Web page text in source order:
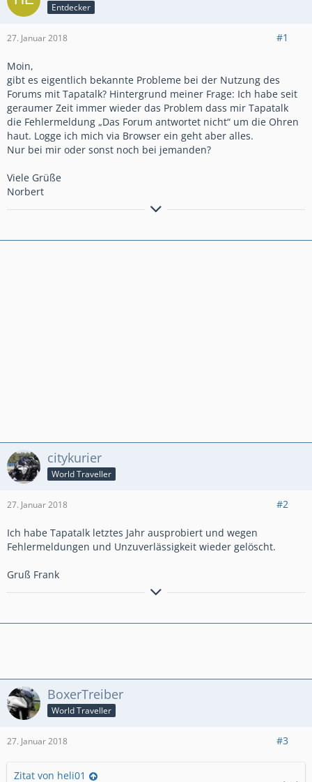
Entdecker
27. Januar 2018 #1
Moin,
gibt es eigentlich bekannte Probleme bei der Nutzung des
Forums mit Tapatalk? Hintergrund meiner Frage: Ich habe seit
geraumer Zeit immer wieder das Problem dass mir Tapatalk
die Fehlermeldung „Das Forum antwortet nicht“ um die Ohren
haut. Logge ich mich via Browser ein geht aber alles.
Nur bei mir oder sonst noch bei jemanden?
Viele Grüße
Norbert
Viele Grüße
Norbert
citykurier
World Traveller
27. Januar 2018 #2
Ich habe Tapatalk letztes Jahr ausprobiert und wegen
Fehlermeldungen und Unzuverlässigkeit wieder gelöscht.
Gruß Frank
´15er Crosstourer DCT,Honda-Koffersatz, Ermax-
xStream-Werkzeugtasche, lights4all-Rauchglas-Rücklicht,SW-
BoxerTreiber
World Traveller
27. Januar 2018 #3
Zitat von heli01